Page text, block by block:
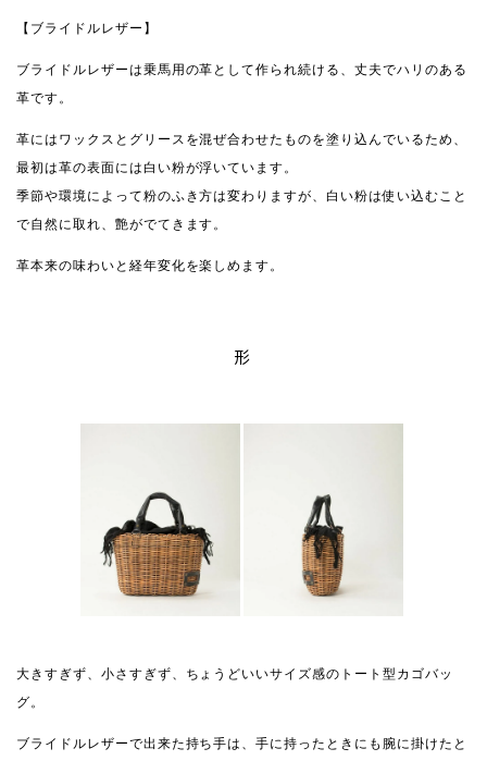
【ブライドルレザー】
ブライドルレザーは乗馬用の革として作られ続ける、丈夫でハリのある
革です。
革にはワックスとグリースを混ぜ合わせたものを塗り込んでいるため、
最初は革の表面には白い粉が浮いています。
季節や環境によって粉のふき方は変わりますが、白い粉は使い込むこと
で自然に取れ、艶がでてきます。
革本来の味わいと経年変化を楽しめます。
形
大きすぎず、小さすぎず、ちょうどいいサイズ感のトート型カゴバッ
グ。
ブライドルレザーで出来た持ち手は、手に持ったときにも腕に掛けたと